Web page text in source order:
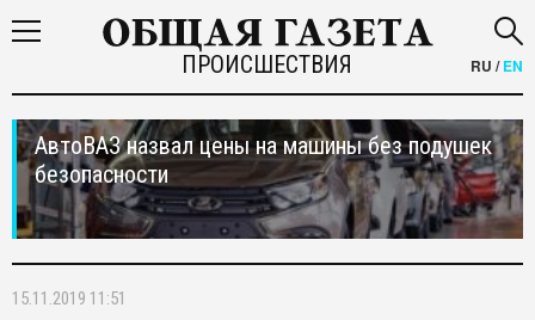
ПРОИСШЕСТВИЯ RU /EN
АвтоВАЗ назвал цены на машины без подушек
безопасности
15.11.2019 11:51